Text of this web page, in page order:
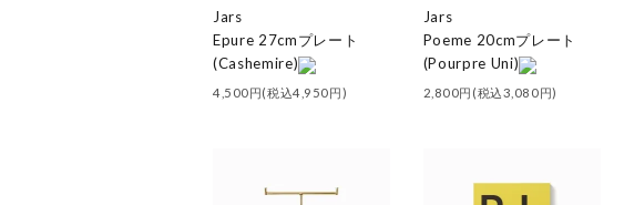
Jars
Epure 27cmプレート
(Cashemire)
4,500円(税込4,950円)
Jars
Poeme 20cmプレート
(Pourpre Uni)
2,800円(税込3,080円)